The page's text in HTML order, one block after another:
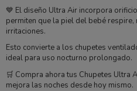
💙 El diseño Ultra Air incorpora
permiten que la piel del bebé
irritaciones.
Esto convierte a los chupetes
ideal para uso nocturno prolongado.
🛒 Compra ahora tus Chupetes Ultra
mejora las noches desde hoy mismo.